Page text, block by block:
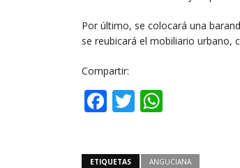
Por último, se colocará una
se reubicará el mobiliario urbano,
Compartir:
Facebook
Twitter
ETIQUETAS ANGUCIANA